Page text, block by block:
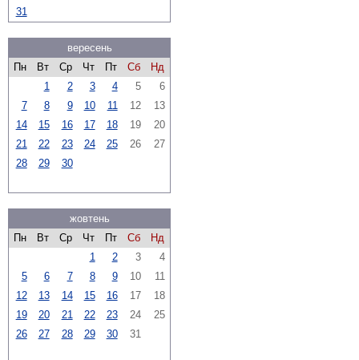
31
вересень
Пн
Вт Ср Чт Пт Сб
Нд
1
2 3 4 5
6
7
8 9 10 11 12
13
14
15 16 17 18 19
20
21
22 23 24 25 26
27
28
29 30
жовтень
Пн
Вт Ср Чт Пт Сб
Нд
1
2 3
4
5
6 7 8 9 10
11
12
13 14 15 16 17
18
19
20 21 22 23 24
25
26
27 28 29 30 31